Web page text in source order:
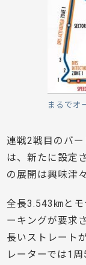
まるでオ
連戦2戦目のバ
は、新たに設定
の展開は興味津々
全長3.543㎞と
ーキングが要求
長いストレート
レーターでは1